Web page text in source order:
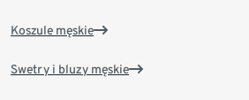
Koszule męskie
Swetry i bluzy męskie